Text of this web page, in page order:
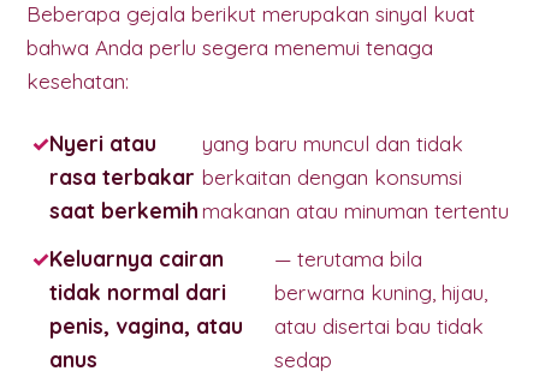
Beberapa gejala berikut merupakan sinyal kuat
bahwa Anda perlu segera menemui tenaga
kesehatan:
Nyeri atau
rasa terbakar
saat berkemih
yang baru muncul dan tidak
berkaitan dengan konsumsi
makanan atau minuman tertentu
Keluarnya cairan
tidak normal dari
penis, vagina, atau
anus
— terutama bila
berwarna kuning, hijau,
atau disertai bau tidak
sedap